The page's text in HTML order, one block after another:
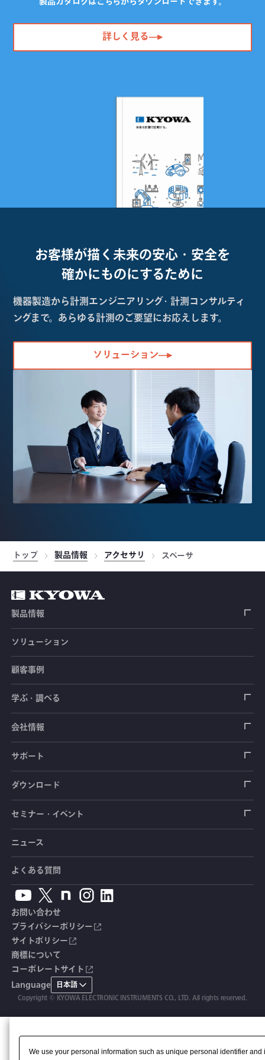
詳しく見る
お客様が描く未来の安心・安全を
確かにものにするために
機器製造から計測エンジニアリング・計測コンサルティ
ングまで。あらゆる計測のご要望にお応えします。
ソリューション
トップ 製品情報 アクセサリ スペーサ
製品情報
ひずみゲージ
センサ（変換器）
ロードセル
加速度センサ
圧力センサ
トルクセンサ
土木建築用センサ
荷重計
土圧計
間隙水圧計
傾斜計
鉄筋計
沈下計
応力計
継目計
変位計
自動車用センサ
シートベルト張力計
操舵力・操舵角計
手ブレーキ計・チェンジレバー操作力計
踏力計
ホイールトルクセンサ
人体ダミー用センサ
測定器
データロガー
指示計・表示器
増幅器（アンプ）
ハンディ測定器（チェッカ）
ソフトウェア
計測システム
道路用計測システム
鉄道用計測システム
自動車用計測システム
土木用計測システム
試験装置・システム
ブリッジボックス
ケーブル・コネクタ
アクセサリ
製品・サービスTopics
オーダーメイド製品
生産終了製品
ソリューション
顧客事例
学ぶ・調べる
ひずみゲージ
センサ（変換器）
測定器
光ファイバ計測ソリューション - 学ぶ・調べる
共和技報
単位変換表
用語集
会社情報
拠点情報
会社概要
サポート
製品輸出時の取り扱いと該非判定書
毒物及び劇物譲受書
安全データシート（SDS）
カタログ・資料のダウンロード
生産終了製品一覧
拠点情報
よくあるご質問
ダウンロード
カタログ
取扱説明書
CADデータ
ソフトウェアバージョンアップ
総合カタログ
安全データシート（SDS）
CE適合品 受注・販売状況
共和技報
セミナー・イベント
セミナー・講習会
イベント・展示会
ニュース
よくある質問
お問い合わせ
プライバシーポリシー
サイトポリシー
商標について
コーポレートサイト
Language 日本語
Copyright © KYOWA ELECTRONIC INSTRUMENTS CO., LTD. All rights reserved.
We use your personal information such as unique personal identifier